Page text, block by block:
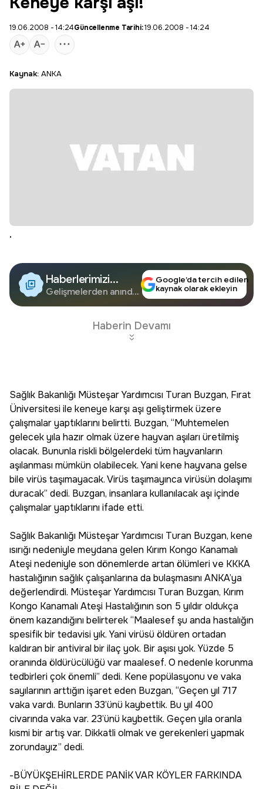
19.06.2008 - 14:24Güncellenme Tarihi:19.06.2008 - 14:24
Kaynak: ANKA
.
Haberlerimizi
Google'da Takip
Edin
Gelişmelerden anında
Google’da tercih edilen
kaynak olarak ekleyin
Haberin Devamı
Sağlık Bakanlığı Müsteşar Yardımcısı Turan Buzgan, Fırat
Üniversitesi ile keneye karşı aşı geliştirmek üzere
çalışmalar yaptıklarını belirtti. Buzgan, “Muhtemelen
gelecek yıla hazır olmak üzere hayvan aşıları üretilmiş
olacak. Bununla riskli bölgelerdeki tüm hayvanların
aşılanması mümkün olabilecek. Yani kene hayvana gelse
bile virüs taşımayacak. Virüs taşımayınca virüsün dolaşımı
duracak” dedi. Buzgan, insanlara kullanılacak aşı içinde
çalışmalar yaptıklarını ifade etti.
Sağlık Bakanlığı Müsteşar Yardımcısı Turan Buzgan, kene
ısırığı nedeniyle meydana gelen Kırım Kongo Kanamalı
Ateşi nedeniyle son dönemlerde artan ölümleri ve KKKA
hastalığının sağlık çalışanlarına da bulaşmasını ANKA’ya
değerlendirdi. Müsteşar Yardımcısı Turan Buzgan, Kırım
Kongo Kanamalı Ateşi Hastalığının son 5 yıldır oldukça
önem kazandığını belirterek “Maalesef şu anda hastalığın
spesifik bir tedavisi yık. Yani virüsü öldüren ortadan
kaldıran bir antiviral bir ilaç yok. Bir aşısı yok. Yüzde 5
oranında öldürücülüğü var maalesef. O nedenle korunma
tedbirleri çok önemli” dedi. Kene popülasyonu ve vaka
sayılarının arttığın işaret eden Buzgan, “Geçen yıl 717
vaka vardı. Bunların 33’ünü kaybettik. Bu yıl 400
civarında vaka var. 23’ünü kaybettik. Geçen yıla oranla
kısmi bir artış var. Dikkatli olmak ve gerekenleri yapmak
zorundayız” dedi.
-BÜYÜKŞEHİRLERDE PANİK VAR KÖYLER FARKINDA